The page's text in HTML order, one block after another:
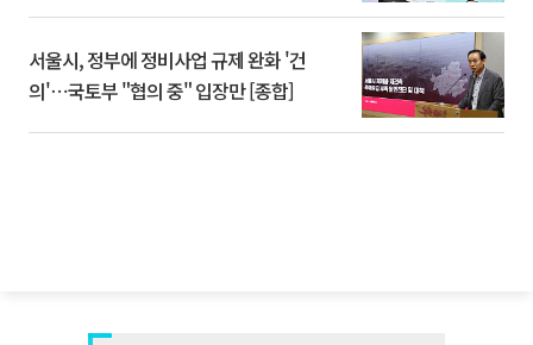
서울시, 정부에 정비사업 규제 완화 '건
의'⋯국토부 "협의 중" 입장만 [종합]